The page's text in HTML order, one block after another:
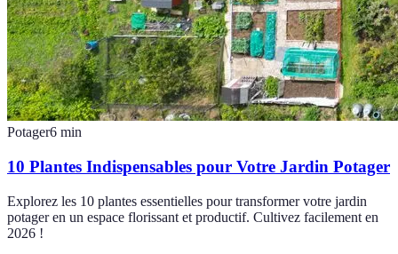
Potager6 min
10 Plantes Indispensables pour Votre Jardin Potager
Explorez les 10 plantes essentielles pour transformer votre jardin
potager en un espace florissant et productif. Cultivez facilement en
2026 !